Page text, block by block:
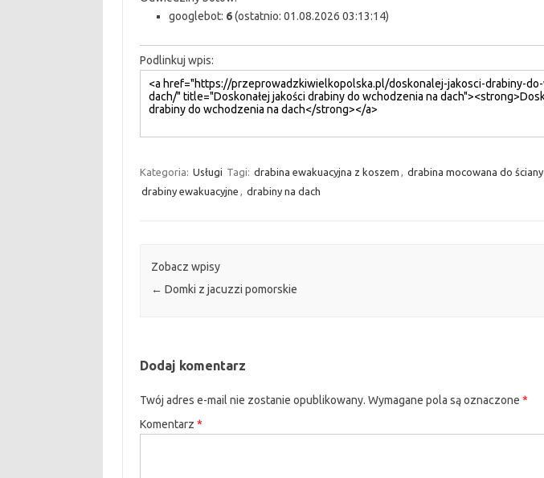
googlebot: 6(ostatnio: 01.08.2026 03:13:14)
Podlinkuj wpis:
Kategoria: Usługi Tagi: drabina ewakuacyjna z koszem , drabina mocowana do ściany
drabiny ewakuacyjne , drabiny na dach
Zobacz wpisy
← Domki z jacuzzi pomorskie
Dodaj komentarz
Twój adres e-mail nie zostanie opublikowany. Wymagane pola są oznaczone *
Komentarz *